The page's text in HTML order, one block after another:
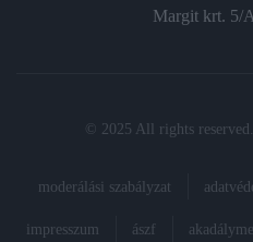
Margit krt. 5/
© 2025 All rights
moderálási szabályzat
impresszum ászf